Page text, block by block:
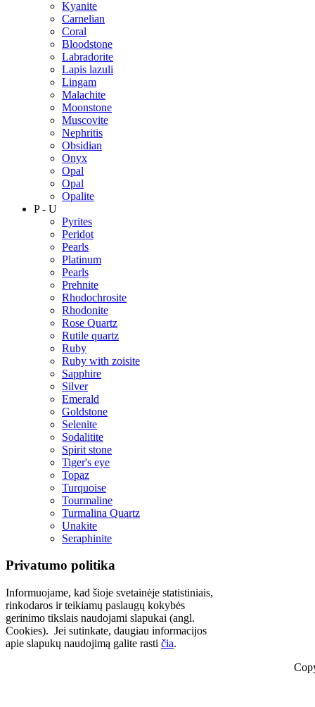
Kyanite
Carnelian
Coral
Bloodstone
Labradorite
Lapis lazuli
Lingam
Malachite
Moonstone
Muscovite
Nephritis
Obsidian
Onyx
Opal
Opal
Opalite
P - U
Pyrites
Peridot
Pearls
Platinum
Pearls
Prehnite
Rhodochrosite
Rhodonite
Rose Quartz
Rutile quartz
Ruby
Ruby with zoisite
Sapphire
Silver
Emerald
Goldstone
Selenite
Sodalitite
Spirit stone
Tiger's eye
Topaz
Turquoise
Tourmaline
Turmalina Quartz
Unakite
Seraphinite
Privatumo politika
Informuojame, kad šioje svetainėje statistiniais,
rinkodaros ir teikiamų paslaugų kokybės
gerinimo tikslais naudojami slapukai (angl.
Cookies). Jei sutinkate, daugiau informacijos
apie slapukų naudojimą galite rasti čia.